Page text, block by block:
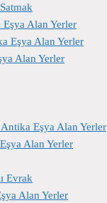
Alan Yerler
Eşya Alan Yerler
Alan Yerler
Eşya Alan Yerler
Alan Yerler
Evrak
Alan Yerler